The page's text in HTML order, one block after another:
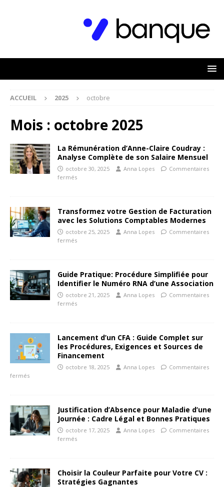
ACCUEIL 2025 octobre
Mois : octobre 2025
La Rémunération d’Anne-Claire Coudray :
Analyse Complète de son Salaire Mensuel
octobre 30, 2025 Anna Lopes
Commentaires
fermés
Transformez votre Gestion de Facturation
avec les Solutions Comptables Modernes
octobre 25, 2025 Anna Lopes
Commentaires
fermés
Guide Pratique: Procédure Simplifiée pour
Identifier le Numéro RNA d’une Association
octobre 21, 2025 Anna Lopes
Commentaires
fermés
Lancement d’un CFA : Guide Complet sur
les Procédures, Exigences et Sources de
Financement
octobre 18, 2025 Anna Lopes
Commentaires
fermés
Justification d’Absence pour Maladie d’une
Journée : Cadre Légal et Bonnes Pratiques
octobre 17, 2025 Anna Lopes
Commentaires
fermés
Choisir la Couleur Parfaite pour Votre CV :
Stratégies Gagnantes